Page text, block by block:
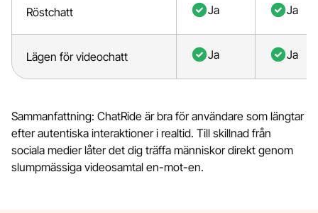
Röstchatt Ja Ja
Lägen för videochatt Ja Ja
Sammanfattning: ChatRide är bra för användare som längtar
efter autentiska interaktioner i realtid. Till skillnad från
sociala medier låter det dig träffa människor direkt genom
slumpmässiga videosamtal en-mot-en.